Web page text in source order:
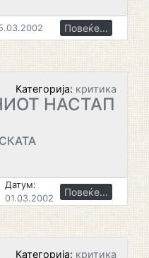
Повеќе...
Категорија: критика
НАСТАП
Датум:
01.03.2002
Повеќе...
Категорија: критика